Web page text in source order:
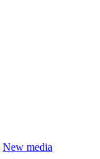
New media